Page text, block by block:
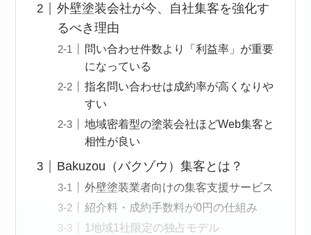
外壁塗装会社が今、自社集客を強化す
るべき理由
問い合わせ件数より「利益率」が重要
になっている
指名問い合わせは成約率が高くなりや
すい
地域密着型の塗装会社ほどWeb集客と
相性が良い
Bakuzou（バクゾウ）集客とは？
外壁塗装業者向けの集客支援サービス
紹介料・成約手数料が0円の仕組み
1地域1社限定の独占モデル